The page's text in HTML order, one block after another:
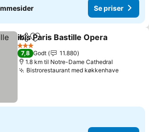
Se priser
Del Føj til favoritter
ibis Paris Bastille Opera
3 Stjerner
7,8 Godt
11.880
1.8 km til Notre-Dame Cathedral
Bistrorestaurant med køkkenhave